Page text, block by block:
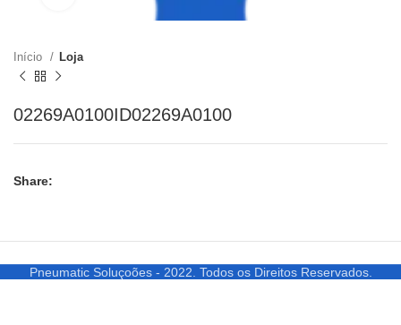
Início Loja
02269A0100ID02269A0100
Share:
Pneumatic Soluçoões - 2022. Todos os Direitos Reservados.